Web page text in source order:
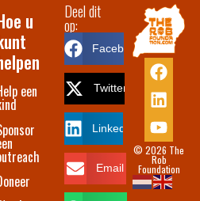
© 2026 The
Rob
Foundation
u
een
Deel dit
op:
Facebook
Twitter
LinkedIn
Email